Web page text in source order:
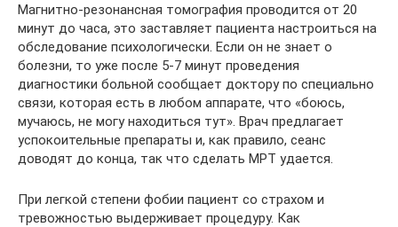
Магнитно-резонансная томография проводится от 20
минут до часа, это заставляет пациента настроиться на
обследование психологически. Если он не знает о
болезни, то уже после 5-7 минут проведения
диагностики больной сообщает доктору по специально
связи, которая есть в любом аппарате, что «боюсь,
мучаюсь, не могу находиться тут». Врач предлагает
успокоительные препараты и, как правило, сеанс
доводят до конца, так что сделать МРТ удается.
При легкой степени фобии пациент со страхом и
тревожностью выдерживает процедуру. Как